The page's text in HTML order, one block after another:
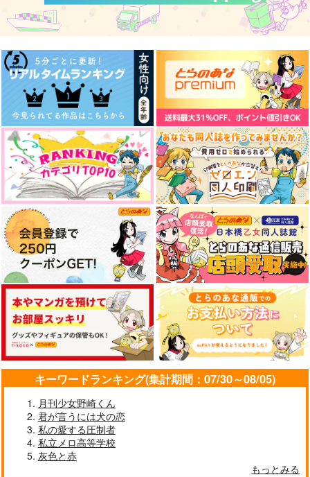
キーワードランキング(集計期間：07/30～08/05)
月刊少女野崎くん
君が言うには犬の恋
私の愛する圧制者
私立メロ高等学校
灰色と赤
もっとみる